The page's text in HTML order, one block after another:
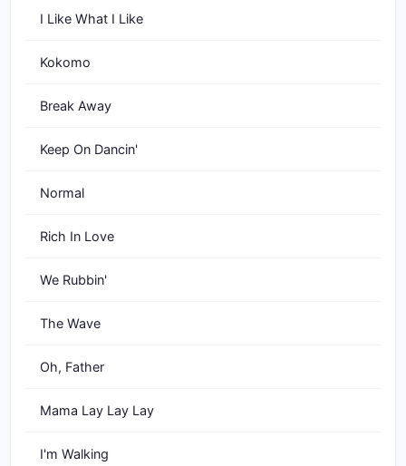
I Like What I Like
Kokomo
Break Away
Keep On Dancin'
Normal
Rich In Love
We Rubbin'
The Wave
Oh, Father
Mama Lay Lay Lay
I'm Walking